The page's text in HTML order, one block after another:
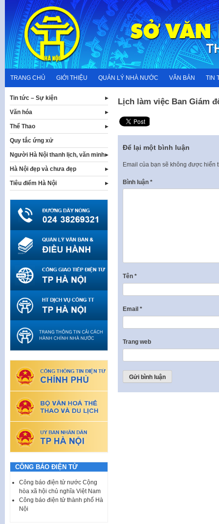
content
TRANG CHỦ GIỚI THIỆU QUẢN LÝ NHÀ NƯỚC VĂN BẢN TIN
Lịch làm việc Ban Giám
Để lại một bình luận
Email của bạn sẽ không được hiển
Bình luận *
Tên *
Email *
Trang web
Tin tức – Sự kiện
Văn hóa
Thể Thao
Quy tắc ứng xử
Người Hà Nội thanh lịch, văn minh
Hà Nội đẹp và chưa đẹp
Tiêu điểm Hà Nội
CÔNG BÁO ĐIỆN TỬ
Công báo điện tử nước Cộng
hòa xã hội chủ nghĩa Việt Nam
Công báo điện tử thành phố Hà
Nội